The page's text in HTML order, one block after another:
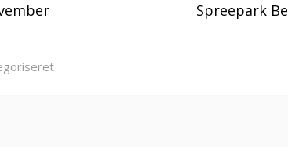
Spreepark